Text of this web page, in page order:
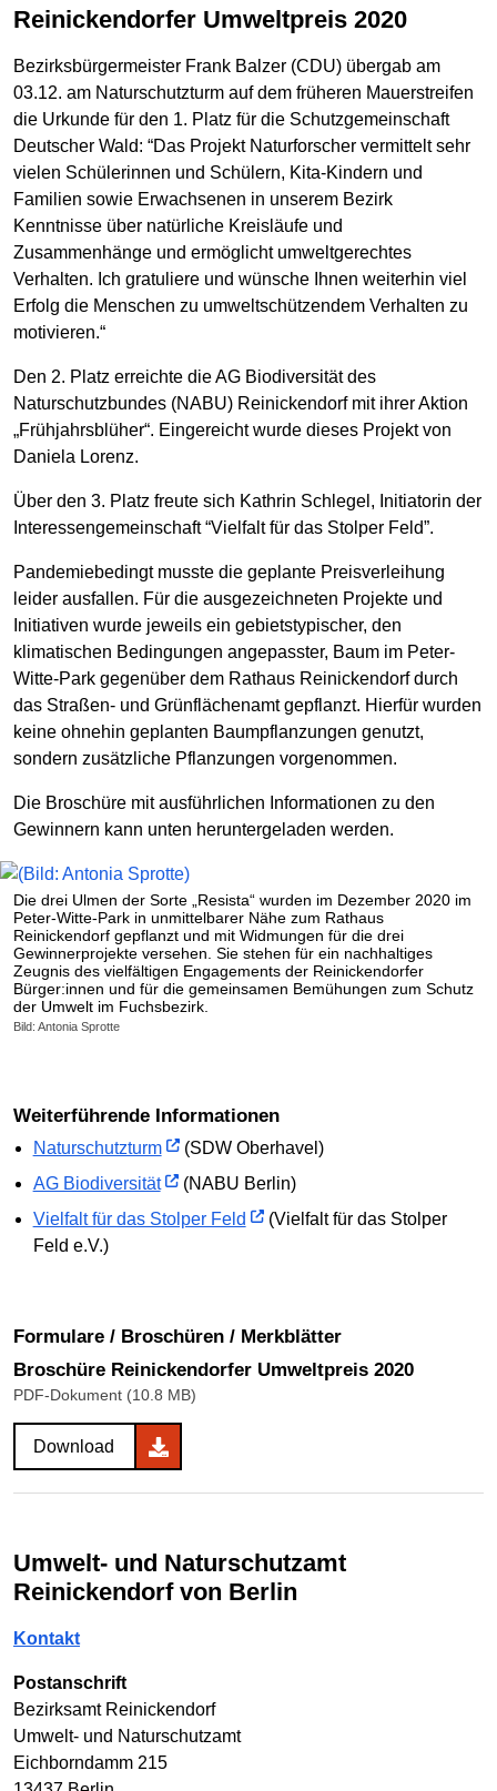
Die drei Ulmen der Sorte „Resista“ wurden im Dezember 2020 im
Peter-Witte-Park in unmittelbarer Nähe zum Rathaus
Reinickendorf gepflanzt und mit Widmungen für die drei
Gewinnerprojekte versehen. Sie stehen für ein nachhaltiges
Zeugnis des vielfältigen Engagements der Reinickendorfer
Bürger:innen und für die gemeinsamen Bemühungen zum Schutz
der Umwelt im Fuchsbezirk.
Bild: Antonia Sprotte
Reinickendorfer Umweltpreis 2020
Bezirksbürgermeister Frank Balzer (CDU) übergab am
03.12. am Naturschutzturm auf dem früheren Mauerstreifen
die Urkunde für den 1. Platz für die Schutzgemeinschaft
Deutscher Wald: “Das Projekt Naturforscher vermittelt sehr
vielen Schülerinnen und Schülern, Kita-Kindern und
Familien sowie Erwachsenen in unserem Bezirk
Kenntnisse über natürliche Kreisläufe und
Zusammenhänge und ermöglicht umweltgerechtes
Verhalten. Ich gratuliere und wünsche Ihnen weiterhin viel
Erfolg die Menschen zu umweltschützendem Verhalten zu
motivieren.“
Den 2. Platz erreichte die AG Biodiversität des
Naturschutzbundes (NABU) Reinickendorf mit ihrer Aktion
„Frühjahrsblüher“. Eingereicht wurde dieses Projekt von
Daniela Lorenz.
Über den 3. Platz freute sich Kathrin Schlegel, Initiatorin der
Interessengemeinschaft “Vielfalt für das Stolper Feld”.
Pandemiebedingt musste die geplante Preisverleihung
leider ausfallen. Für die ausgezeichneten Projekte und
Initiativen wurde jeweils ein gebietstypischer, den
klimatischen Bedingungen angepasster, Baum im Peter-
Witte-Park gegenüber dem Rathaus Reinickendorf durch
das Straßen- und Grünflächenamt gepflanzt. Hierfür wurden
keine ohnehin geplanten Baumpflanzungen genutzt,
sondern zusätzliche Pflanzungen vorgenommen.
Die Broschüre mit ausführlichen Informationen zu den
Gewinnern kann unten heruntergeladen werden.
weiterführende Informationen
Naturschutzturm
(SDW Oberhavel)
AG Biodiversität
(NABU Berlin)
Vielfalt für das Stolper Feld
(Vielfalt für das Stolper
Feld e.V.)
Formulare / Broschüren / Merkblätter
Broschüre Reinickendorfer Umweltpreis 2020
PDF-Dokument (10.8 MB)
Download
Umwelt- und Naturschutzamt
Reinickendorf von Berlin
Kontakt
Postanschrift
Bezirksamt Reinickendorf
Umwelt- und Naturschutzamt
Eichborndamm 215